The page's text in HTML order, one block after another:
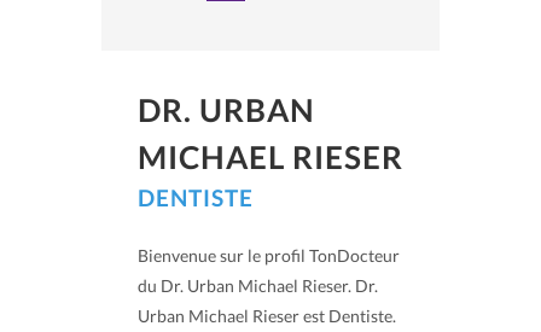
DR. URBAN
MICHAEL RIESER
DENTISTE
Bienvenue sur le profil TonDocteur
du Dr. Urban Michael Rieser. Dr.
Urban Michael Rieser est Dentiste.